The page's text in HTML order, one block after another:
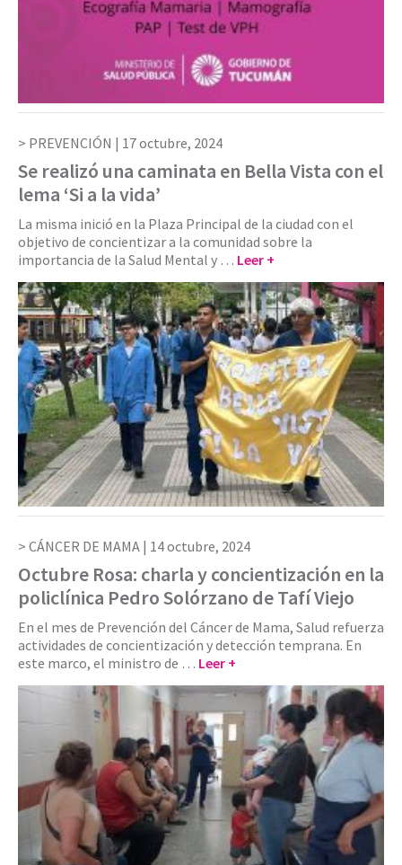
PREVENCIÓN | 17 octubre, 2024
Se realizó una caminata en Bella Vista con el
lema ‘Si a la vida’
La misma inició en la Plaza Principal de la ciudad con el
objetivo de concientizar a la comunidad sobre la
importancia de la Salud Mental y … Leer +
CÁNCER DE MAMA | 14 octubre, 2024
Octubre Rosa: charla y concientización en la
policlínica Pedro Solórzano de Tafí Viejo
En el mes de Prevención del Cáncer de Mama, Salud refuerza
actividades de concientización y detección temprana. En
este marco, el ministro de … Leer +